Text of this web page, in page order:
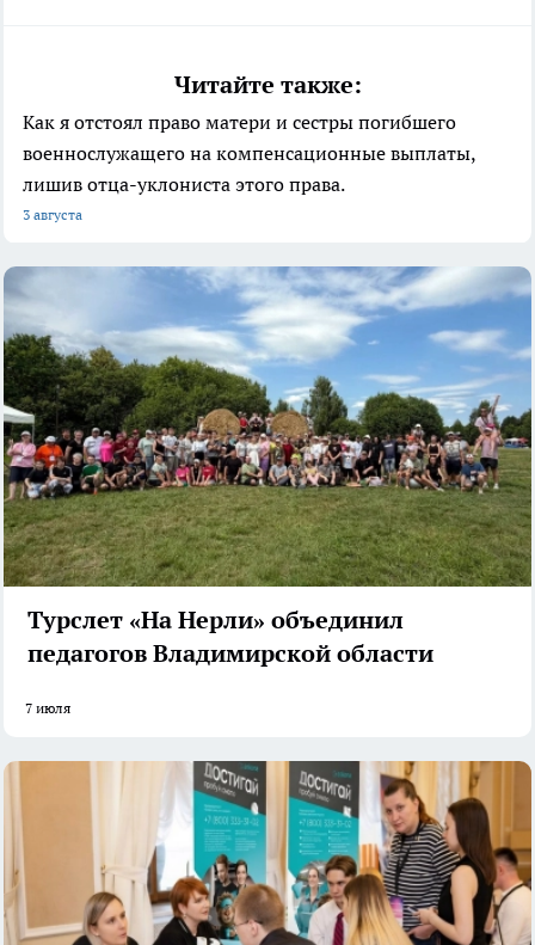
Читайте также:
Как я отстоял право матери и сестры погибшего
военнослужащего на компенсационные выплаты,
лишив отца-уклониста этого права.
3 августа
Турслет «На Нерли» объединил
педагогов Владимирской области
7 июля